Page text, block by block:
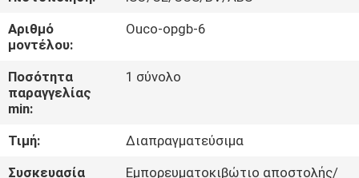
VR
ΣΧΕΤΙΚΆ
ΜΕ
ΕΜΆΣ
Αριθμό
μοντέλου:
Ouco-opgb-6
Ποσότητα
παραγγελίας
min:
1 σύνολο
Τιμή:
Διαπραγματεύσιμα
Συσκευασία
Εμπορευματοκιβώτιο αποστολής/